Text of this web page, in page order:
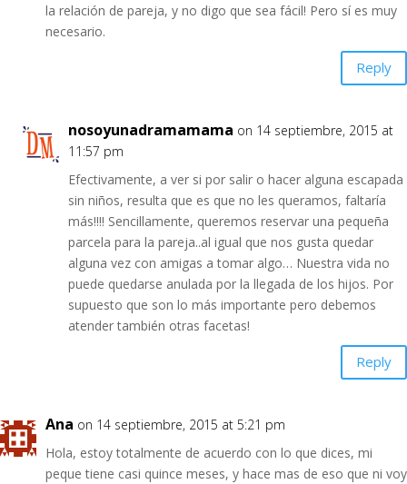
la relación de pareja, y no digo que sea fácil! Pero sí es muy
necesario.
Reply
nosoyunadramamama on 14 septiembre, 2015 at
11:57 pm
Efectivamente, a ver si por salir o hacer alguna escapada
sin niños, resulta que es que no les queramos, faltaría
más!!!! Sencillamente, queremos reservar una pequeña
parcela para la pareja..al igual que nos gusta quedar
alguna vez con amigas a tomar algo… Nuestra vida no
puede quedarse anulada por la llegada de los hijos. Por
supuesto que son lo más importante pero debemos
atender también otras facetas!
Reply
Ana on 14 septiembre, 2015 at 5:21 pm
Hola, estoy totalmente de acuerdo con lo que dices, mi
peque tiene casi quince meses, y hace mas de eso que ni voy